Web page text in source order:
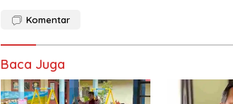
Komentar
Baca Juga